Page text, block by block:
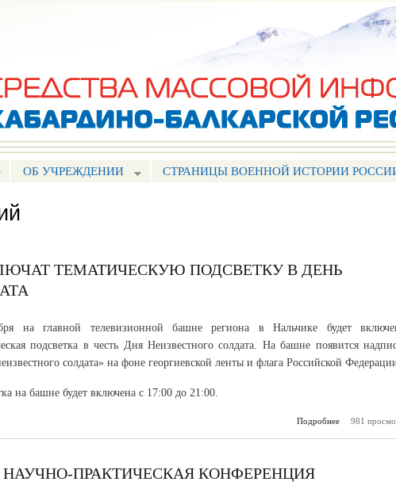
ОБ УЧРЕЖДЕНИИ СТРАНИЦЫ ВОЕННОЙ ИСТОРИИ
ТЕМАТИЧЕСКУЮ ПОДСВЕТКУ В ДЕНЬ
на главной телевизионной башне региона в Нальчике будет
подсветка в честь Дня Неизвестного солдата. На башне появится
солдата» на фоне георгиевской ленты и флага Российской
на башне будет включена с 17:00 до 21:00.
Подробнее
о
981
ПРАКТИЧЕСКАЯ КОНФЕРЕНЦИЯ